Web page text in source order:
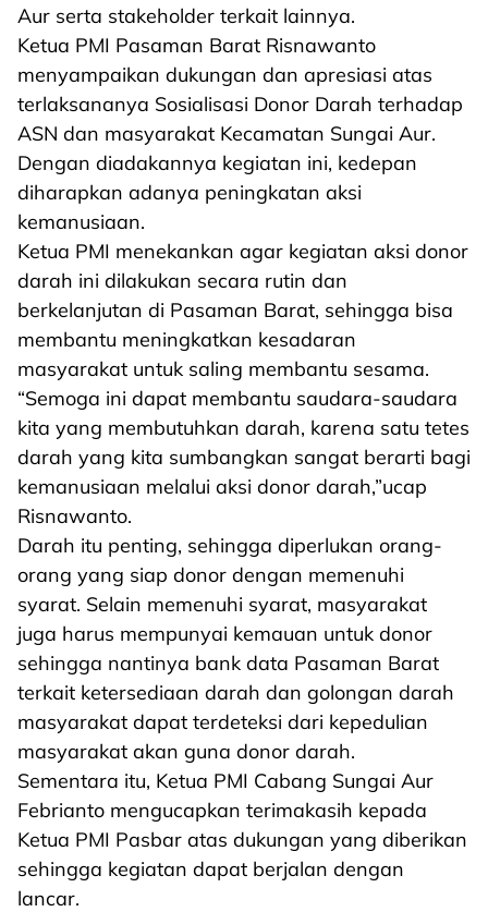
Aur serta stakeholder terkait lainnya.
Ketua PMI Pasaman Barat Risnawanto
menyampaikan dukungan dan apresiasi atas
terlaksananya Sosialisasi Donor Darah terhadap
ASN dan masyarakat Kecamatan Sungai Aur.
Dengan diadakannya kegiatan ini, kedepan
diharapkan adanya peningkatan aksi
kemanusiaan.
Ketua PMI menekankan agar kegiatan aksi donor
darah ini dilakukan secara rutin dan
berkelanjutan di Pasaman Barat, sehingga bisa
membantu meningkatkan kesadaran
masyarakat untuk saling membantu sesama.
“Semoga ini dapat membantu saudara-saudara
kita yang membutuhkan darah, karena satu tetes
darah yang kita sumbangkan sangat berarti bagi
kemanusiaan melalui aksi donor darah,”ucap
Risnawanto.
Darah itu penting, sehingga diperlukan orang-
orang yang siap donor dengan memenuhi
syarat. Selain memenuhi syarat, masyarakat
juga harus mempunyai kemauan untuk donor
sehingga nantinya bank data Pasaman Barat
terkait ketersediaan darah dan golongan darah
masyarakat dapat terdeteksi dari kepedulian
masyarakat akan guna donor darah.
Sementara itu, Ketua PMI Cabang Sungai Aur
Febrianto mengucapkan terimakasih kepada
Ketua PMI Pasbar atas dukungan yang diberikan
sehingga kegiatan dapat berjalan dengan
lancar.